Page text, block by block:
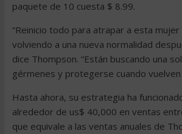
paquete de 10 cuesta $ 8.99.
“Reinicio todo para atrapar a esta
volviendo a una nueva normalidad
dice Thompson. “Están buscando una
gérmenes y protegerse cuando vuelven
Hasta ahora, su estrategia ha
alrededor de us$ 40,000 en ventas
que equivale a las ventas anuales de